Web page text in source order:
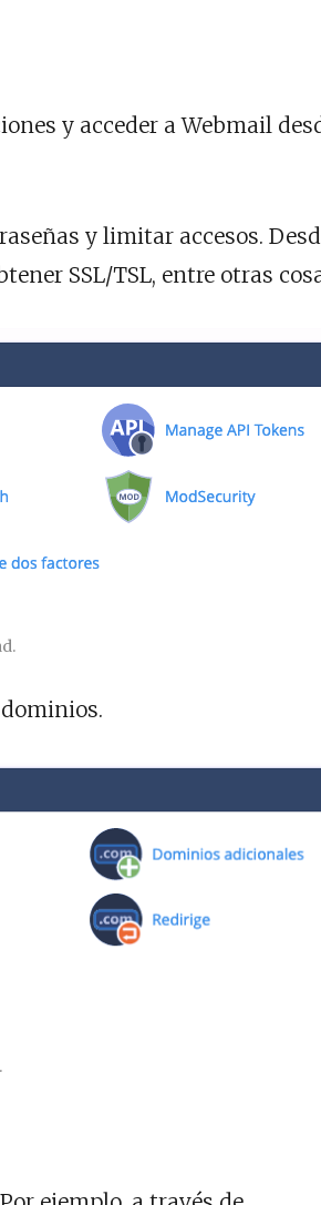
y acceder a Webmail
y limitar accesos.
SSL/TSL, entre otras